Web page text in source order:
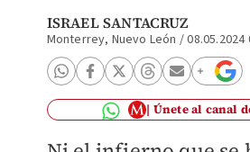
ISRAEL SANTACRUZ
Monterrey, Nuevo León /08.05.2024
Únete al canal